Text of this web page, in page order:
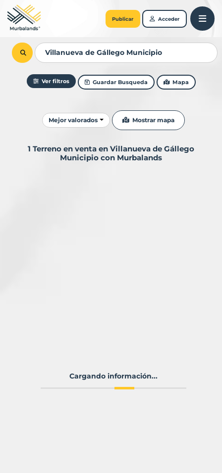
Publicar Acceder
Ver filtros Guardar Busqueda Mapa
Ordenar resultados
Mejor valorados Mostrar mapa
1 Terreno en venta en Villanueva de Gállego
Municipio con Murbalands
Cargando información...